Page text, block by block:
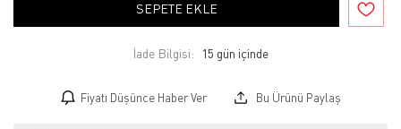
SEPETE EKLE
İade Bilgisi:
Fiyatı Düşünce Haber Ver Bu Ürünü Paylaş